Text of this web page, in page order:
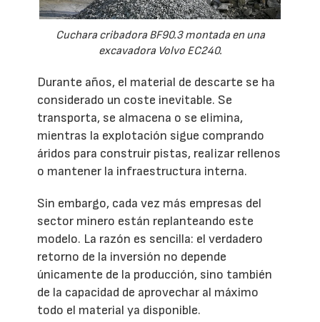
Cuchara cribadora BF90.3 montada en una
excavadora Volvo EC240.
Durante años, el material de descarte se ha
considerado un coste inevitable. Se
transporta, se almacena o se elimina,
mientras la explotación sigue comprando
áridos para construir pistas, realizar rellenos
o mantener la infraestructura interna.
Sin embargo, cada vez más empresas del
sector minero están replanteando este
modelo. La razón es sencilla: el verdadero
retorno de la inversión no depende
únicamente de la producción, sino también
de la capacidad de aprovechar al máximo
todo el material ya disponible.